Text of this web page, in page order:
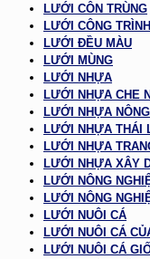
LƯỚI CÔN TRÙNG
LƯỚI CÔNG
LƯỚI ĐỀU MÀU
LƯỚI MÙNG
LƯỚI NHỰA
LƯỚI NHỰA CHE
LƯỚI NHỰA
LƯỚI NHỰA THÁI
LƯỚI NHỰA
LƯỚI NHỰA XÂY
LƯỚI NÔNG
LƯỚI NÔNG
LƯỚI NUÔI CÁ
LƯỚI NUÔI CÁ
LƯỚI NUÔI CÁ